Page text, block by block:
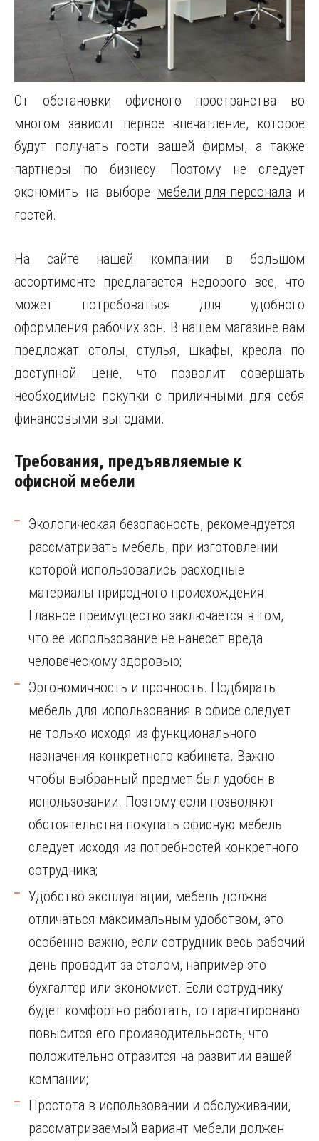
От обстановки офисного пространства во
многом зависит первое впечатление, которое
будут получать гости вашей фирмы, а также
партнеры по бизнесу. Поэтому не следует
экономить на выборе мебели для персоналаи
гостей.
На сайте нашей компании в большом
ассортименте предлагается недорого все, что
может потребоваться для удобного
оформления рабочих зон. В нашем магазине вам
предложат столы, стулья, шкафы, кресла по
доступной цене, что позволит совершать
необходимые покупки с приличными для себя
финансовыми выгодами.
Требования, предъявляемые к
офисной мебели
Экологическая безопасность, рекомендуется
рассматривать мебель, при изготовлении
которой использовались расходные
материалы природного происхождения.
Главное преимущество заключается в том,
что ее использование не нанесет вреда
человеческому здоровью;
Эргономичность и прочность. Подбирать
мебель для использования в офисе следует
не только исходя из функционального
назначения конкретного кабинета. Важно
чтобы выбранный предмет был удобен в
использовании. Поэтому если позволяют
обстоятельства покупать офисную мебель
следует исходя из потребностей конкретного
сотрудника;
Удобство эксплуатации, мебель должна
отличаться максимальным удобством, это
особенно важно, если сотрудник весь рабочий
день проводит за столом, например это
бухгалтер или экономист. Если сотруднику
будет комфортно работать, то гарантировано
повысится его производительность, что
положительно отразится на развитии вашей
компании;
Простота в использовании и обслуживании,
рассматриваемый вариант мебели должен